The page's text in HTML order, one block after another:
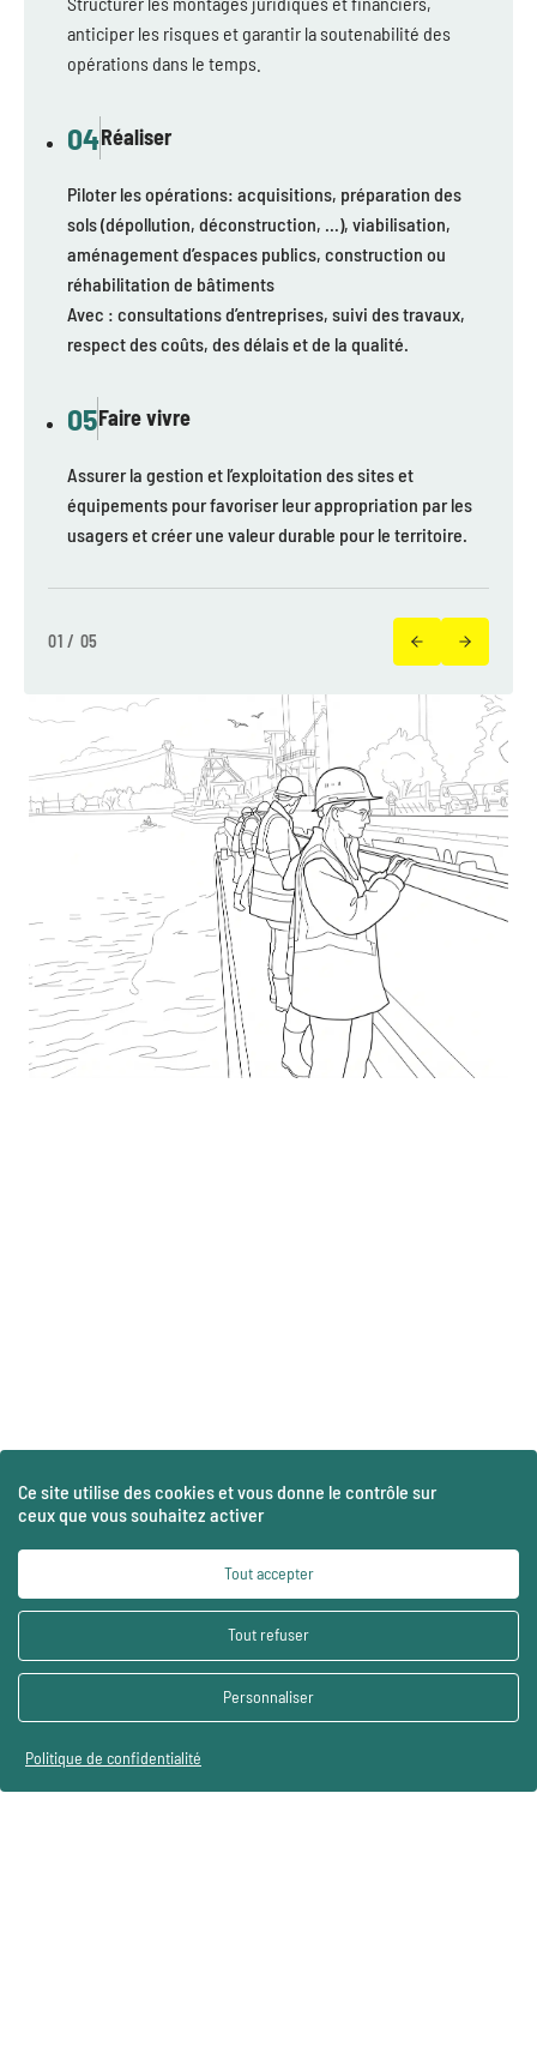
Ce site utilise des cookies et vous donne le contrôle sur
ceux que vous souhaitez activer
Tout accepter
Tout refuser
Personnaliser
Politique de confidentialité
anticiper les risques et garantir la soutenabilité des
opérations dans le temps.
04Réaliser
Piloter les opérations: acquisitions, préparation des
sols (dépollution, déconstruction, …), viabilisation,
aménagement d’espaces publics, construction ou
réhabilitation de bâtiments
Avec : consultations d’entreprises, suivi des travaux,
respect des coûts, des délais et de la qualité.
05Faire vivre
Assurer la gestion et l’exploitation des sites et
équipements pour favoriser leur appropriation par les
usagers et créer une valeur durable pour le territoire.
01 / 05